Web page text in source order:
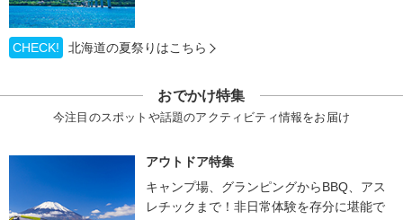
CHECK! 北海道の夏祭りはこちら
おでかけ特集
今注目のスポットや話題のアクティビティ情報をお届け
アウトドア特集
キャンプ場、グランピングからBBQ、アス
レチックまで！非日常体験を存分に堪能で